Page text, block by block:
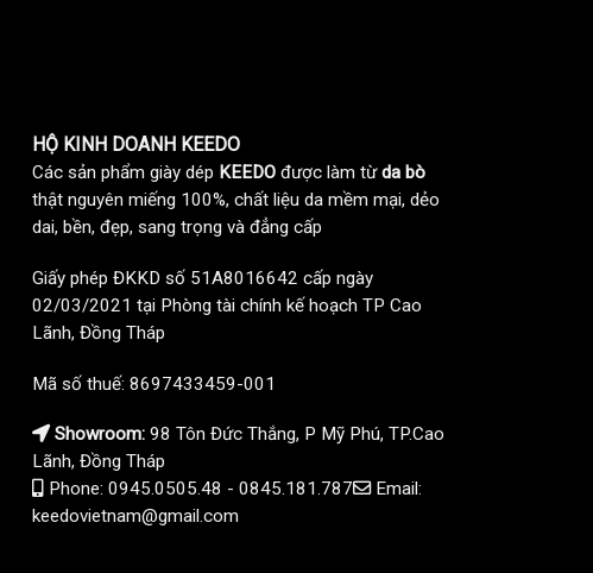
HỘ KINH DOANH KEEDO
Các sản phẩm giày dép KEEDO được làm từda bò
thật nguyên miếng 100%, chất liệu da mềm mại, dẻo
dai, bền, đẹp, sang trọng và đẳng cấp
Giấy phép ĐKKD số 51A8016642 cấp ngày
02/03/2021 tại Phòng tài chính kế hoạch TP Cao
Lãnh, Đồng Tháp
Mã số thuế: 8697433459-001
Showroom: 98 Tôn Đức Thắng, P Mỹ Phú, TP.Cao
Lãnh, Đồng Tháp
Phone: 0945.0505.48 - 0845.181.787
Email:
keedovietnam@gmail.com